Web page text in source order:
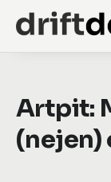
Artpit:
(nejen)